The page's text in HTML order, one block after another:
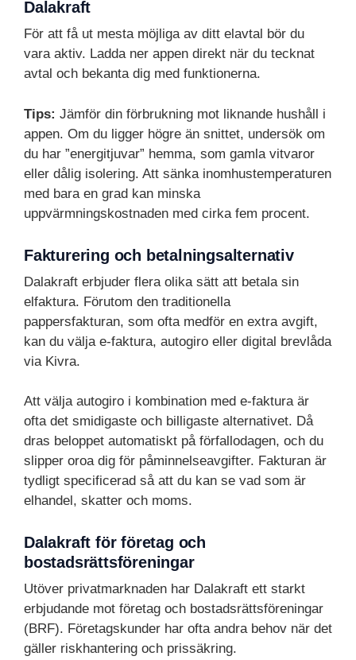
Dalakraft
För att få ut mesta möjliga av ditt elavtal bör du
vara aktiv. Ladda ner appen direkt när du tecknat
avtal och bekanta dig med funktionerna.
Tips: Jämför din förbrukning mot liknande hushåll i
appen. Om du ligger högre än snittet, undersök om
du har ”energitjuvar” hemma, som gamla vitvaror
eller dålig isolering. Att sänka inomhustemperaturen
med bara en grad kan minska
uppvärmningskostnaden med cirka fem procent.
Fakturering och betalningsalternativ
Dalakraft erbjuder flera olika sätt att betala sin
elfaktura. Förutom den traditionella
pappersfakturan, som ofta medför en extra avgift,
kan du välja e-faktura, autogiro eller digital brevlåda
via Kivra.
Att välja autogiro i kombination med e-faktura är
ofta det smidigaste och billigaste alternativet. Då
dras beloppet automatiskt på förfallodagen, och du
slipper oroa dig för påminnelseavgifter. Fakturan är
tydligt specificerad så att du kan se vad som är
elhandel, skatter och moms.
Dalakraft för företag och
bostadsrättsföreningar
Utöver privatmarknaden har Dalakraft ett starkt
erbjudande mot företag och bostadsrättsföreningar
(BRF). Företagskunder har ofta andra behov när det
gäller riskhantering och prissäkring.